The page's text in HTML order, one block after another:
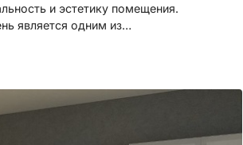
и эстетику помещения.
является одним из…